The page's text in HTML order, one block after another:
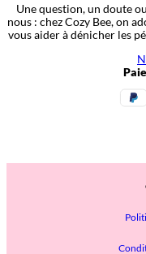
Une question, un doute
nous : chez Cozy Bee, on
vous aider à dénicher les